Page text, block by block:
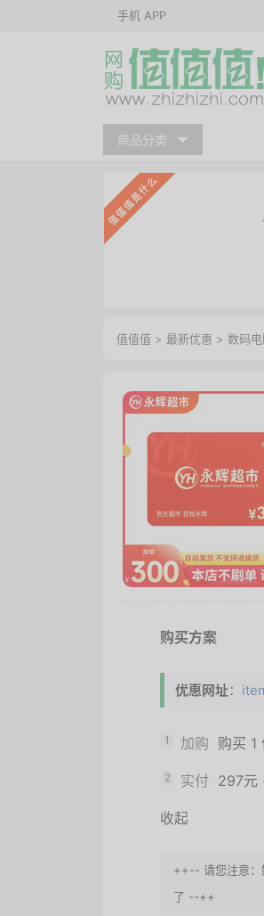
手机 APP
商品分类
值值值 > 最新优惠 > 数码
购买方案
优惠网址：
1 加购 购买 1
2 实付 297元
收起
++-- 请您注意：
了 --++